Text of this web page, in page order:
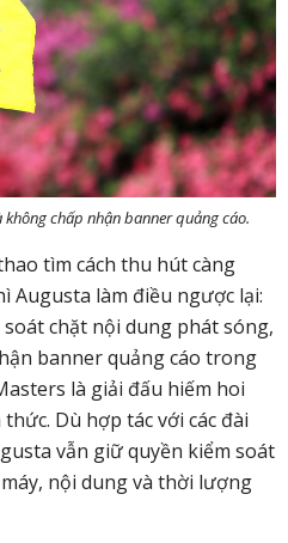
không chấp nhận banner quảng cáo.
tìm cách thu hút càng
Augusta làm điều ngược lại:
chặt nội dung phát sóng,
banner quảng cáo trong
là giải đấu hiếm hoi
Dù hợp tác với các đài
vẫn giữ quyền kiểm soát
nội dung và thời lượng